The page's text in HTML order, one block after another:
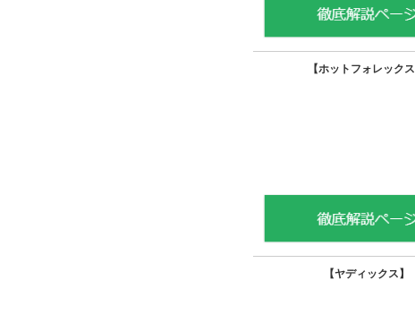
【ホットフォレックス
【ヤディックス 】